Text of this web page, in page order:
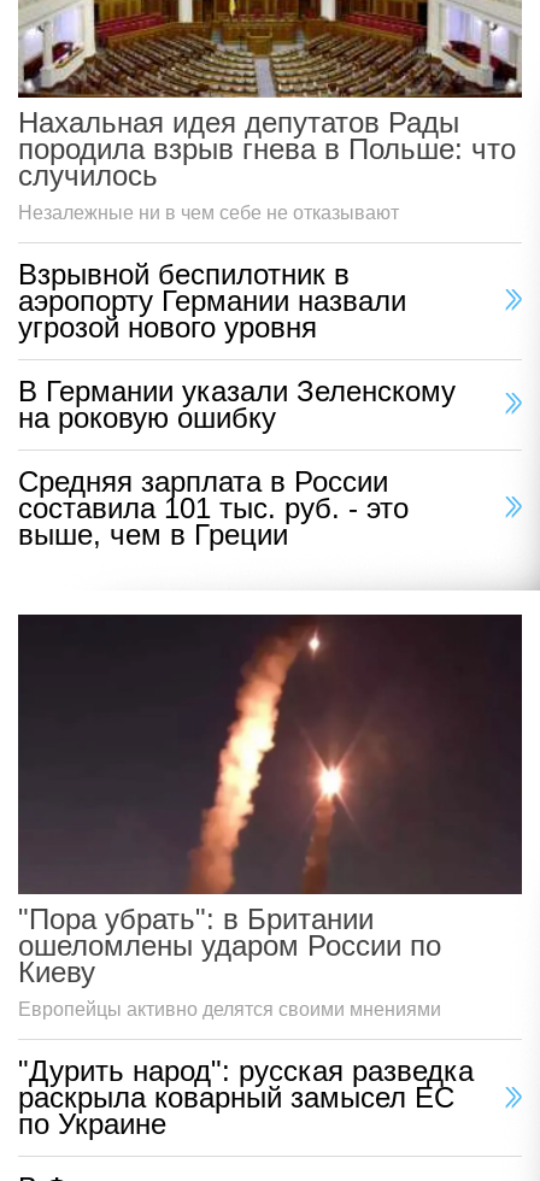
Нахальная идея депутатов Рады
породила взрыв гнева в Польше: что
случилось
Незалежные ни в чем себе не отказывают
Взрывной беспилотник в
аэропорту Германии назвали
угрозой нового уровня
В Германии указали Зеленскому
на роковую ошибку
Средняя зарплата в России
составила 101 тыс. руб. - это
выше, чем в Греции
"Пора убрать": в Британии
ошеломлены ударом России по
Киеву
Европейцы активно делятся своими мнениями
"Дурить народ": русская разведка
раскрыла коварный замысел ЕС
по Украине